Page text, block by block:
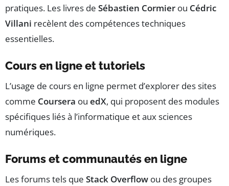
pratiques. Les livres de Sébastien Cormier ou Cédric
Villani recèlent des compétences techniques
essentielles.
Cours en ligne et tutoriels
L’usage de cours en ligne permet d’explorer des sites
comme Coursera ou edX, qui proposent des modules
spécifiques liés à l’informatique et aux sciences
numériques.
Forums et communautés en ligne
Les forums tels que Stack Overflow ou des groupes